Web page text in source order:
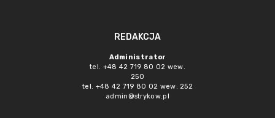
REDAKCJA
Administrator
tel. +48 42 719 80 02 wew.
250
tel. +48 42 719 80 02 wew. 252
admin@strykow.pl